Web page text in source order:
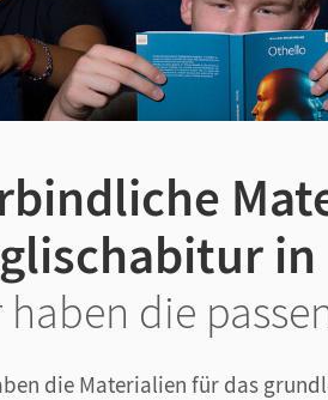
haben die
die Materialien für das